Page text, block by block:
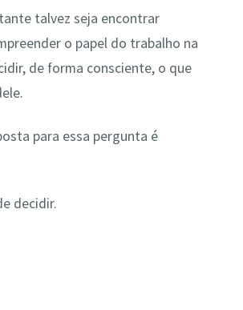
talvez seja encontrar
o papel do trabalho na
de forma consciente, o que
para essa pergunta é
decidir.